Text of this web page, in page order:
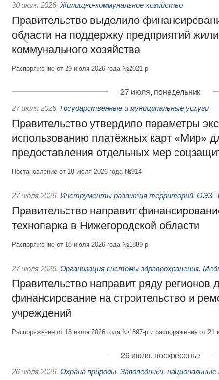
30 июля 2026, Жилищно-коммунальное хозяйство
Правительство выделило
области на поддержку предприятий
коммунального хозяйства
Распоряжение от 29 июля 2026 года №2021-р
27 июля, понедельник
27 июля 2026, Государственные и муниципальные услуги
Правительство утвердило параметры
использованию платёжных карт «Мир»
предоставления отдельных мер
Постановление от 18 июля 2026 года №914
27 июля 2026, Инструменты развития территорий. ОЭЗ.
Правительство направит
технопарка в Нижегородской области
Распоряжение от 18 июля 2026 года №1889-р
27 июля 2026, Организация системы здравоохранения.
Правительство направит ряду регионов
финансирование на строительство и
учреждений
Распоряжение от 18 июля 2026 года №1897-р и распоряжение от
26 июля, воскресенье
26 июля 2026, Охрана природы. Заповедники, национальные